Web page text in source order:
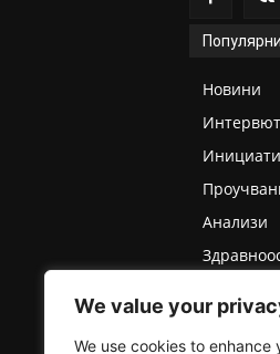
We value your
We use cookies to
Новини
Анализи